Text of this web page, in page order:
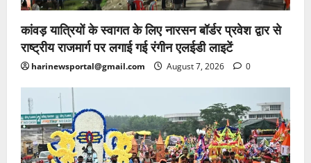
कांवड़ यात्रियों के स्वागत के लिए नारसन बॉर्डर प्रवेश द्वार से
राष्ट्रीय राजमार्ग पर लगाई गई रंगीन एलईडी लाइटें
harinewsportal@gmail.com August 7, 2026 0